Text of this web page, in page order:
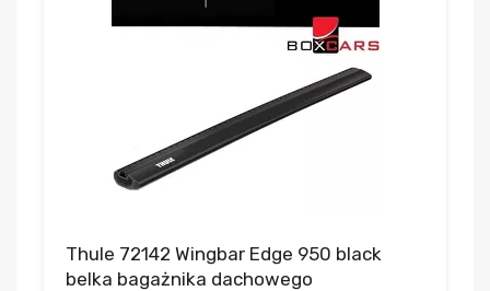
Thule 72142 Wingbar Edge 950 black
belka bagażnika dachowego